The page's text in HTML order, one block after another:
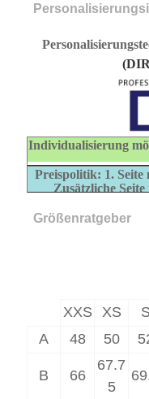
Individualisierung
Preispolitik: 1. Seite
Zusätzliche
Größenratgeber
XXS XS S
A
48 50
B 66
67.7
5